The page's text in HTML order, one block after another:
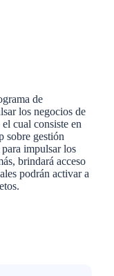
de
los negocios de
cual consiste en
sobre gestión
impulsar los
brindará acceso
podrán activar a